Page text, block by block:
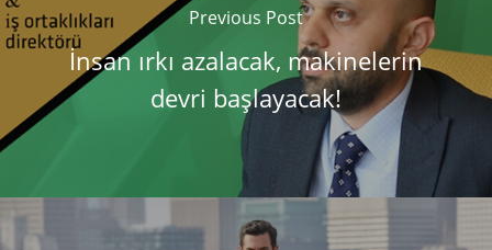
Previous Post
İnsan ırkı azalacak, makinelerin
devri başlayacak!